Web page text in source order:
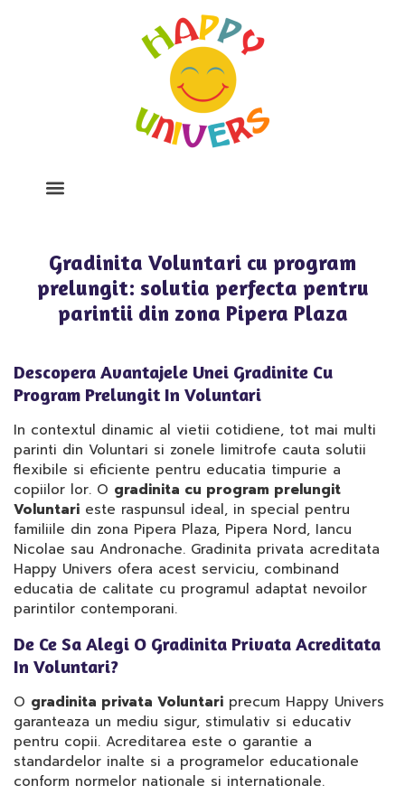
Gradinita Voluntari cu program
prelungit: solutia perfecta pentru
parintii din zona Pipera Plaza
Descopera Avantajele Unei Gradinite Cu
Program Prelungit In Voluntari
In contextul dinamic al vietii cotidiene, tot mai multi
parinti din Voluntari si zonele limitrofe cauta solutii
flexibile si eficiente pentru educatia timpurie a
copiilor lor. O gradinita cu program prelungit
Voluntari este raspunsul ideal, in special pentru
familiile din zona Pipera Plaza, Pipera Nord, Iancu
Nicolae sau Andronache. Gradinita privata acreditata
Happy Univers ofera acest serviciu, combinand
educatia de calitate cu programul adaptat nevoilor
parintilor contemporani.
De Ce Sa Alegi O Gradinita Privata Acreditata
In Voluntari?
O gradinita privata Voluntari precum Happy Univers
garanteaza un mediu sigur, stimulativ si educativ
pentru copii. Acreditarea este o garantie a
standardelor inalte si a programelor educationale
conform normelor nationale si internationale.